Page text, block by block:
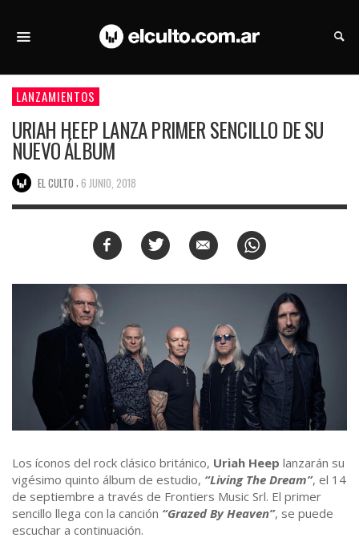
LANZAMIENTOS
URIAH HEEP LANZA PRIMER SENCILLO DE SU
NUEVO ÁLBUM
EL CULTO 6 JUNIO, 2018
Los íconos del rock clásico británico, Uriah Heep lanzarán su
vigésimo quinto álbum de estudio, “Living The Dream”, el 14
de septiembre a través de Frontiers Music Srl. El primer
sencillo llega con la canción “Grazed By Heaven”, se puede
escuchar a continuación.